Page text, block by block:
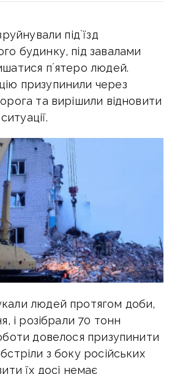
підʼїзд
будинку, під завалами
пʼятеро людей.
призупинили через
та вирішили відновити
людей протягом доби,
і розібрали 70 тонн
довелося призупинити
з боку російських
їх досі немає